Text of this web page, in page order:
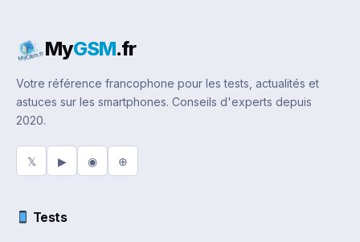
MyGSM.fr
Votre référence francophone pour les tests, actualités et
astuces sur les smartphones. Conseils d'experts depuis
2020.
𝕏 ▶ ◉ ⊕
Tests